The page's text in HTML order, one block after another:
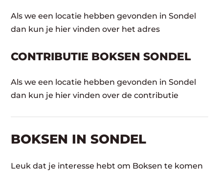
Als we een locatie hebben gevonden in Sondel
dan kun je hier vinden over het adres
CONTRIBUTIE BOKSEN SONDEL
Als we een locatie hebben gevonden in Sondel
dan kun je hier vinden over de contributie
BOKSEN IN SONDEL
Leuk dat je interesse hebt om Boksen te komen